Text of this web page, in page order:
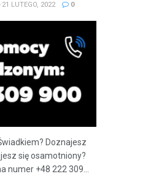
21 LUTEGO, 2022 0
Doznajesz
się osamotniony?
numer +48 222 309...